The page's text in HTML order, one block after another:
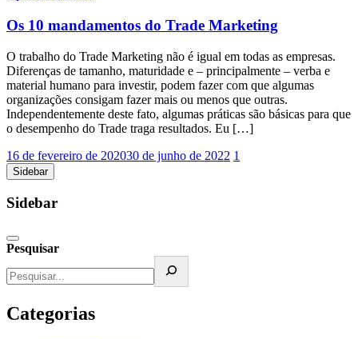
Os 10 mandamentos do Trade Marketing
O trabalho do Trade Marketing não é igual em todas as empresas.
Diferenças de tamanho, maturidade e – principalmente – verba e
material humano para investir, podem fazer com que algumas
organizações consigam fazer mais ou menos que outras.
Independentemente deste fato, algumas práticas são básicas para que
o desempenho do Trade traga resultados. Eu […]
16 de fevereiro de 202030 de junho de 2022 1
Sidebar
Sidebar
Pesquisar
Categorias